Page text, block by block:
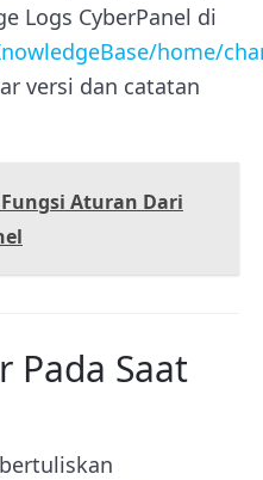
Logs CyberPanel di
home/
versi dan catatan
Aturan Dari
Pada Saat